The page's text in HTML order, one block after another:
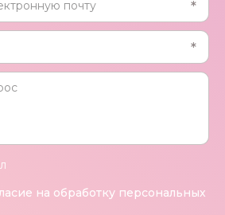
на обработку персональных